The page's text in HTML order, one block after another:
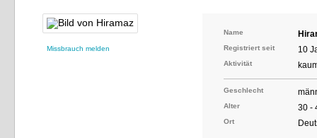
Missbrauch melden
Name
Registriert seit 10
Aktivität
Geschlecht
Alter 30 -
Ort